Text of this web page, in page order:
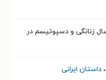
زنانگی و دسپوتیسم در
، داستان ایرانی